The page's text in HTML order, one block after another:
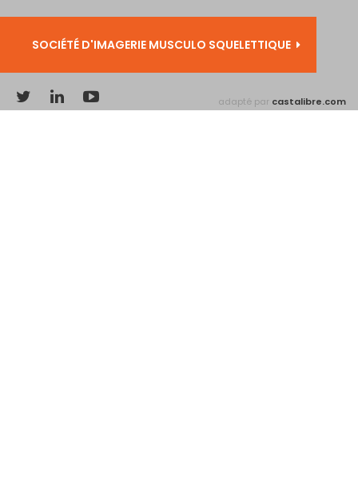
SOCIÉTÉ D'IMAGERIE MUSCULO SQUELETTIQUE
adapté par castalibre.com